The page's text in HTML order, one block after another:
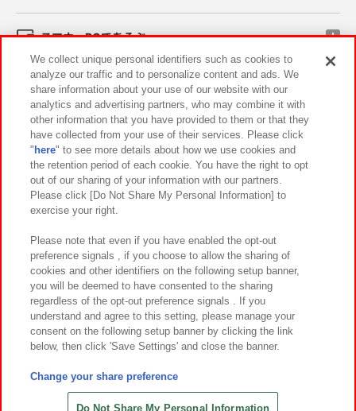
スマホ・PCであそぶ
イベント・キャンペーン
関連会社 サステナビリティ サイトポリシー
プライバシーポリシー ウェブアクセシビリティ方針と検証結果
お取引先さまとともに
カスタマーハラスメント対応方針 よくあるご質問・お問い合わせ
©Bandai Namco Amusement Inc.
©Bandai Namco Amusement Lab Inc.
©HANAYASHIKI Co., Ltd. All Rights Reserved.
We collect unique personal identifiers such as cookies to
analyze our traffic and to personalize content and ads. We
share information about your use of our website with our
analytics and advertising partners, who may combine it with
other information that you have provided to them or that they
have collected from your use of their services. Please click
" here" to see more details about how we use cookies and
the retention period of each cookie. You have the right to opt
out of our sharing of your information with our partners.
Please click [Do Not Share My Personal Information] to
exercise your right.
Please note that even if you have enabled the opt-out
preference signals , if you choose to allow the sharing of
cookies and other identifiers on the following setup banner,
you will be deemed to have consented to the sharing
regardless of the opt-out preference signals . If you
understand and agree to this setting, please manage your
consent on the following setup banner by clicking the link
below, then click 'Save Settings' and close the banner.
Change your share preference
Do Not Share My Personal Information